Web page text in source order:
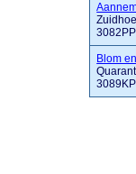
Blom